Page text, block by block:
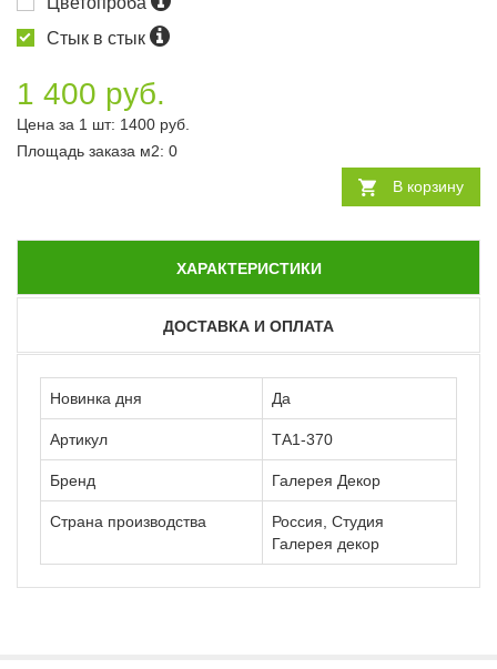
Стык в стык
1 400 руб.
Цена за 1 шт: 1400 руб.
Площадь заказа м2: 0
В корзину
ХАРАКТЕРИСТИКИ
ДОСТАВКА И ОПЛАТА
Новинка дня Да
Артикул ТА1-370
Бренд Галерея Декор
Страна производства
Россия, Студия
Галерея декор